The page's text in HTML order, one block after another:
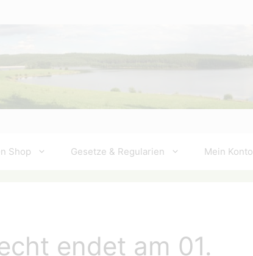
Shop Gesetze & Regularien Mein Konto
endet am 01.